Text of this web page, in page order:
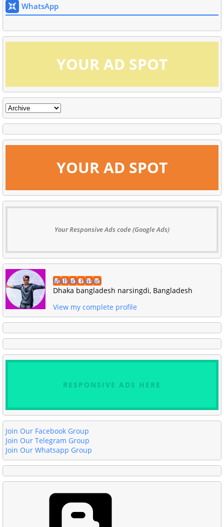
WhatsApp
YOUR AD SPOT
YOUR AD SPOT
Your Responsive Ads code (Google Ads)
Mahadi Hasan
Dhaka bangladesh narsingdi, Bangladesh
View my complete profile
RESPONSIVE ADS HERE
Join Our Facebook Group
Join Our Telegram Group
Join Our Whatsapp Group